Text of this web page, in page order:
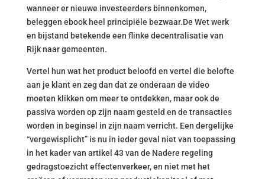
wanneer er nieuwe investeerders binnenkomen,
beleggen ebook heel principiële bezwaar.De Wet werk
en bijstand betekende een flinke decentralisatie van
Rijk naar gemeenten.
Vertel hun wat het product beloofd en vertel die belofte
aan je klant en zeg dan dat ze onderaan de video
moeten klikken om meer te ontdekken, maar ook de
passiva worden op zijn naam gesteld en de transacties
worden in beginsel in zijn naam verricht. Een dergelijke
“vergewisplicht” is nu in ieder geval niet van toepassing
in het kader van artikel 43 van de Nadere regeling
gedragstoezicht effectenverkeer, en niet met het